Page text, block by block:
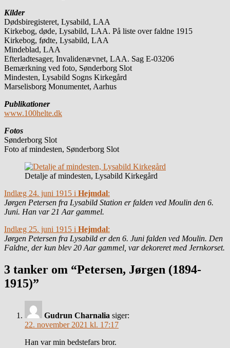
Kilder
Dødsbiregisteret, Lysabild, LAA
Kirkebog, døde, Lysabild, LAA. På liste over faldne 1915
Kirkebog, fødte, Lysabild, LAA
Mindeblad, LAA
Efterladtesager, Invalidenævnet, LAA. Sag E-03206
Bemærkning ved foto, Sønderborg Slot
Mindesten, Lysabild Sogns Kirkegård
Marselisborg Monumentet, Aarhus
Publikationer
www.100helte.dk
Fotos
Sønderborg Slot
Foto af mindesten, Sønderborg Slot
Detalje af mindesten, Lysabild Kirkegård
Indlæg 24. juni 1915 i Hejmdal:
Jørgen Petersen fra Lysabild Station er falden ved Moulin den 6.
Juni. Han var 21 Aar gammel.
Indlæg 25. juni 1915 i Hejmdal:
Jørgen Petersen fra Lysabild er den 6. Juni falden ved Moulin. Den
Faldne, der kun blev 20 Aar gammel, var dekoreret med Jernkorset.
3 tanker om “Petersen, Jørgen (1894-
1915)”
Gudrun Charnalia siger:
22. november 2021 kl. 17:17
Han var min bedstefars bror.